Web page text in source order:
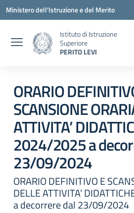
Vai ai contenuti
Vai al menu di navigazione
Vai al footer
Ministero dell'Istruzione e del Merito
Istituto di Istruzione
Superiore
PERITO LEVI
ORARIO
SCANSIONE
ATTIVITA’
2024/2025 a
23/09/2024
ORARIO DEFINITIVO E
DELLE ATTIVITA’
a decorrere dal 23/09/2024